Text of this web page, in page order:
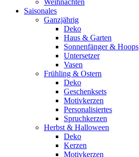
Saisonales
Ganzjährig
Deko
Haus & Garten
Sonnenfänger & Hoops
Untersetzer
Vasen
Frühling & Ostern
Deko
Geschenksets
Motivkerzen
Personalisiertes
Spruchkerzen
Herbst & Halloween
Deko
Kerzen
Motivkerzen